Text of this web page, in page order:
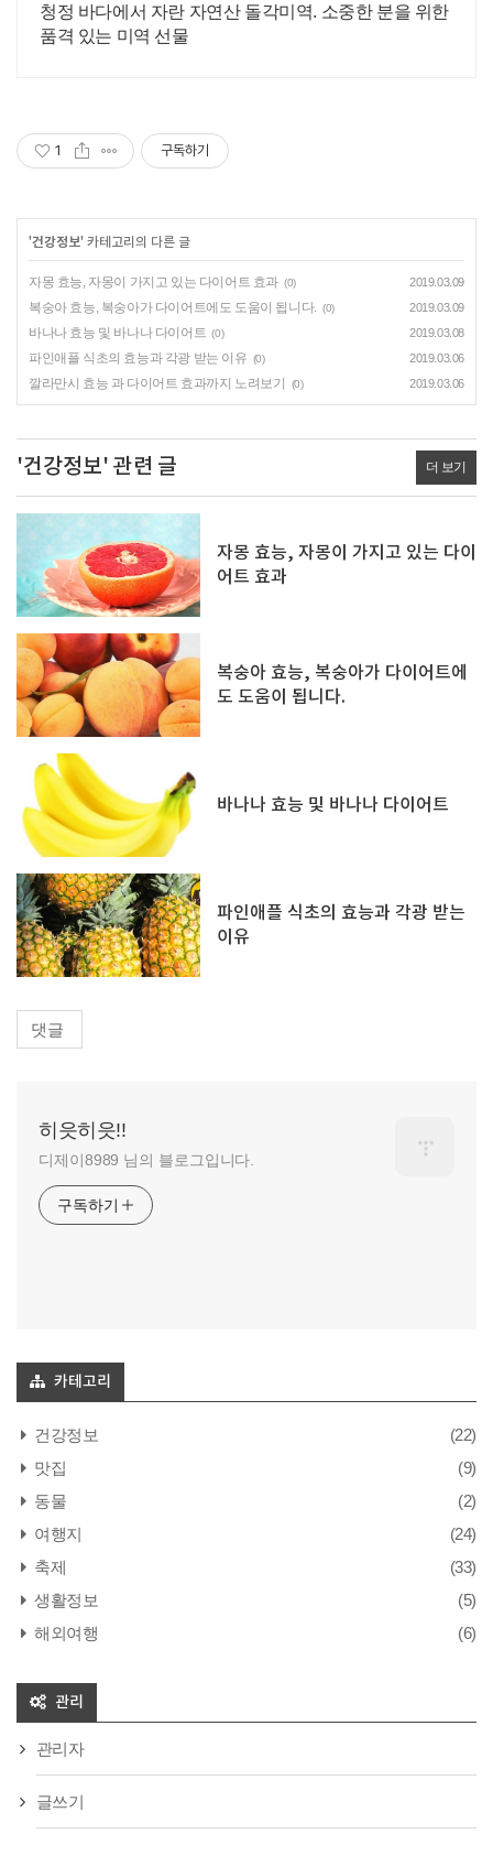
청정 바다에서 자란 자연산 돌각미역. 소중한 분을 위한
품격 있는 미역 선물
1 구독하기
'건강정보' 카테고리의 다른 글
자몽 효능, 자몽이 가지고 있는 다이어트 효과 (0) 2019.03.09
복숭아 효능, 복숭아가 다이어트에도 도움이 됩니다. (0) 2019.03.09
바나나 효능 및 바나나 다이어트 (0) 2019.03.08
파인애플 식초의 효능과 각광 받는 이유 (0) 2019.03.06
깔라만시 효능 과 다이어트 효과까지 노려보기 (0) 2019.03.06
'건강정보' 관련 글 더 보기
자몽 효능, 자몽이 가지고 있는 다이
어트 효과
복숭아 효능, 복숭아가 다이어트에
도 도움이 됩니다.
바나나 효능 및 바나나 다이어트
파인애플 식초의 효능과 각광 받는
이유
댓글
히읏히읏!!
디제이8989 님의 블로그입니다.
구독하기
카테고리
건강정보
(22)
맛집
(9)
동물
(2)
여행지
(24)
축제
(33)
생활정보
(5)
해외여행
(6)
관리
관리자
글쓰기